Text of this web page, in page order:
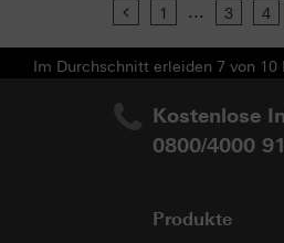
Previous
1 ... 3 4
Im Durchschnitt erleiden 7 von
Kostenlose
0800/4000
Produkte